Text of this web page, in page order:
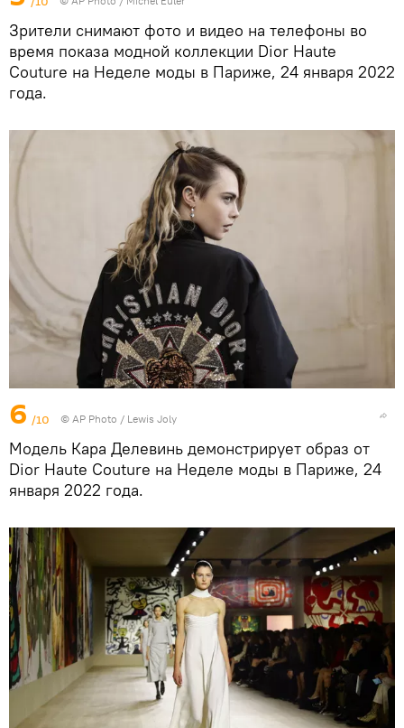
Зрители снимают фото и видео на телефоны во
время показа модной коллекции Dior Haute
Couture на Неделе моды в Париже, 24 января 2022
года.
6 /10 © AP Photo / Lewis Joly
Модель Кара Делевинь демонстрирует образ от
Dior Haute Couture на Неделе моды в Париже, 24
января 2022 года.